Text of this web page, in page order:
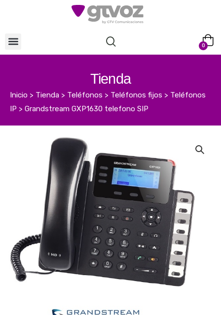
0
Tienda
Inicio > Tienda > Teléfonos > Teléfonos fijos > Teléfonos
IP > Grandstream GXP1630 telefono SIP